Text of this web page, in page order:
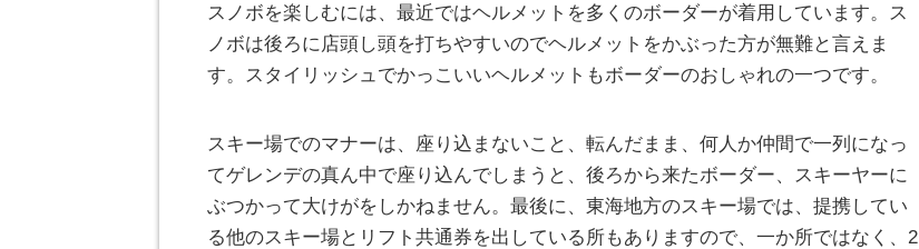
スノボを楽しむには、最近ではヘルメットを多くのボーダーが着用しています。ス
ノボは後ろに店頭し頭を打ちやすいのでヘルメットをかぶった方が無難と言えま
す。スタイリッシュでかっこいいヘルメットもボーダーのおしゃれの一つです。
スキー場でのマナーは、座り込まないこと、転んだまま、何人か仲間で一列になっ
てゲレンデの真ん中で座り込んでしまうと、後ろから来たボーダー、スキーヤーに
ぶつかって大けがをしかねません。最後に、東海地方のスキー場では、提携してい
る他のスキー場とリフト共通券を出している所もありますので、一か所ではなく、2